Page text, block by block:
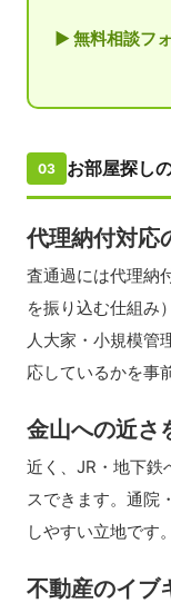
▶ 無料相談フ
03 お部屋探し
代理納付対応
査通過には代理納
を振り込む仕組み
人大家・小規模管
応しているかを事
金山への近さ
近く、JR・地下鉄
スできます。通院
しやすい立地です。
不動産のイブ